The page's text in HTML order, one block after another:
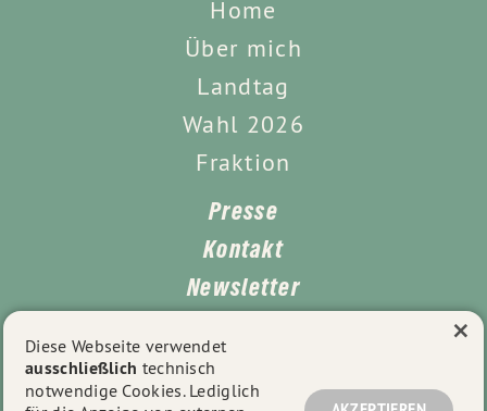
Home
Über mich
Landtag
Wahl 2026
Fraktion
Presse
Kontakt
Newsletter
Impressum
Diese Webseite verwendet
ausschließlich technisch
notwendige Cookies. Lediglich
×